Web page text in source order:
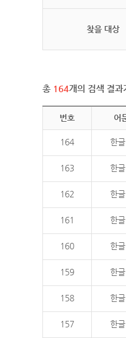
찾을 대상
총 164개의 검색 결과
번호 어
164 한
163 한
162 한
161 한
160 한
159 한
158 한
157 한